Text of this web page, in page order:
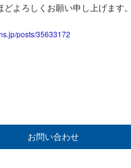
よろしくお願い申し上げます。
posts/35633172
お問い合わせ